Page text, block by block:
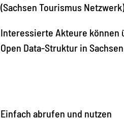
(Sachsen Tourismus
Interessierte Akteure können
Open Data-Struktur in
Einfach abrufen und nutzen